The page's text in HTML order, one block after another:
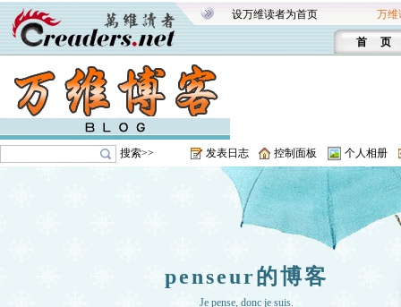
设万维读者为首页 万维
首 页
搜索>> 发表日志 控制面板 个人相册
penseur的博客
Je pense, donc je suis.